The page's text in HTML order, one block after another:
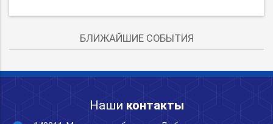
БЛИЖАЙШИЕ СОБЫТИЯ
Наши контакты